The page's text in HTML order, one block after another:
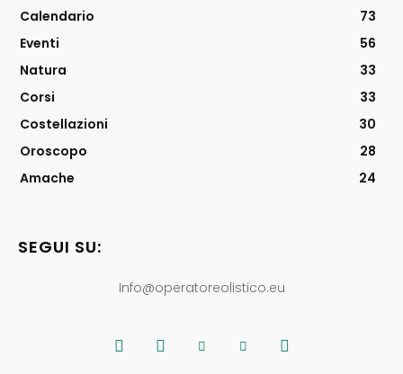
Calendario
73
Eventi
56
Natura
33
Corsi
33
Costellazioni
30
Oroscopo
28
Amache
24
SEGUI SU:
Info@operatoreolistico.eu